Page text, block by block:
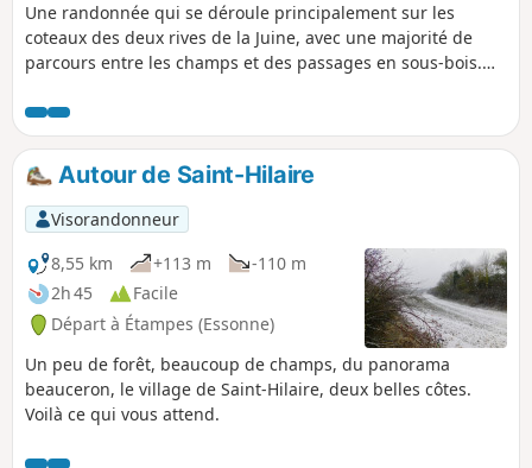
Une randonnée qui se déroule principalement sur les
coteaux des deux rives de la Juine, avec une majorité de
parcours entre les champs et des passages en sous-bois.
Juine et le Juineteau.
Autour de Saint-Hilaire
Visorandonneur
8,55 km
+113 m
-110 m
2h 45
Facile
Départ à Étampes (Essonne)
Un peu de forêt, beaucoup de champs, du panorama
beauceron, le village de Saint-Hilaire, deux belles côtes.
Voilà ce qui vous attend.